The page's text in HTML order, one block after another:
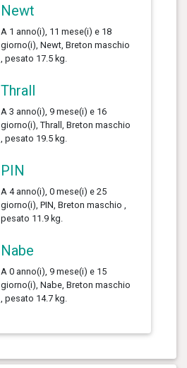
Newt
A 1 anno(i), 11 mese(i) e 18
giorno(i), Newt, Breton maschio
, pesato 17.5 kg.
Thrall
A 3 anno(i), 9 mese(i) e 16
giorno(i), Thrall, Breton maschio
, pesato 19.5 kg.
PIN
A 4 anno(i), 0 mese(i) e 25
giorno(i), PIN, Breton maschio ,
pesato 11.9 kg.
Nabe
A 0 anno(i), 9 mese(i) e 15
giorno(i), Nabe, Breton maschio
, pesato 14.7 kg.